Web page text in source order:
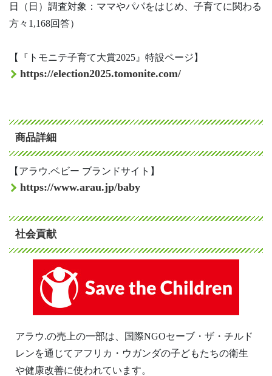
日（日）調査対象：ママやパパをはじめ、子育てに関わる
方々1,168回答）
【『トモニテ子育て大賞2025』特設ページ】
https://election2025.tomonite.com/
商品詳細
【アラウ.ベビー ブランドサイト】
https://www.arau.jp/baby
社会貢献
アラウ.の売上の一部は、国際NGOセーブ・ザ・チルド
レンを通じてアフリカ・ウガンダの子どもたちの衛生
や健康改善に使われています。